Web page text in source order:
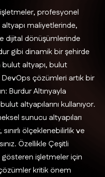
profesyonel
maliyetlerinde,
dijital dönüşümlerinde
gibi dinamik bir şehirde
altyapı, bulut
çözümleri artık bir
Burdur Altınyayla
altyapılarını kullanıyor.
sunucu altyapıları
ölçeklenebilirlik ve
Özellikle Çeşitli
işletmeler için
kritik önem